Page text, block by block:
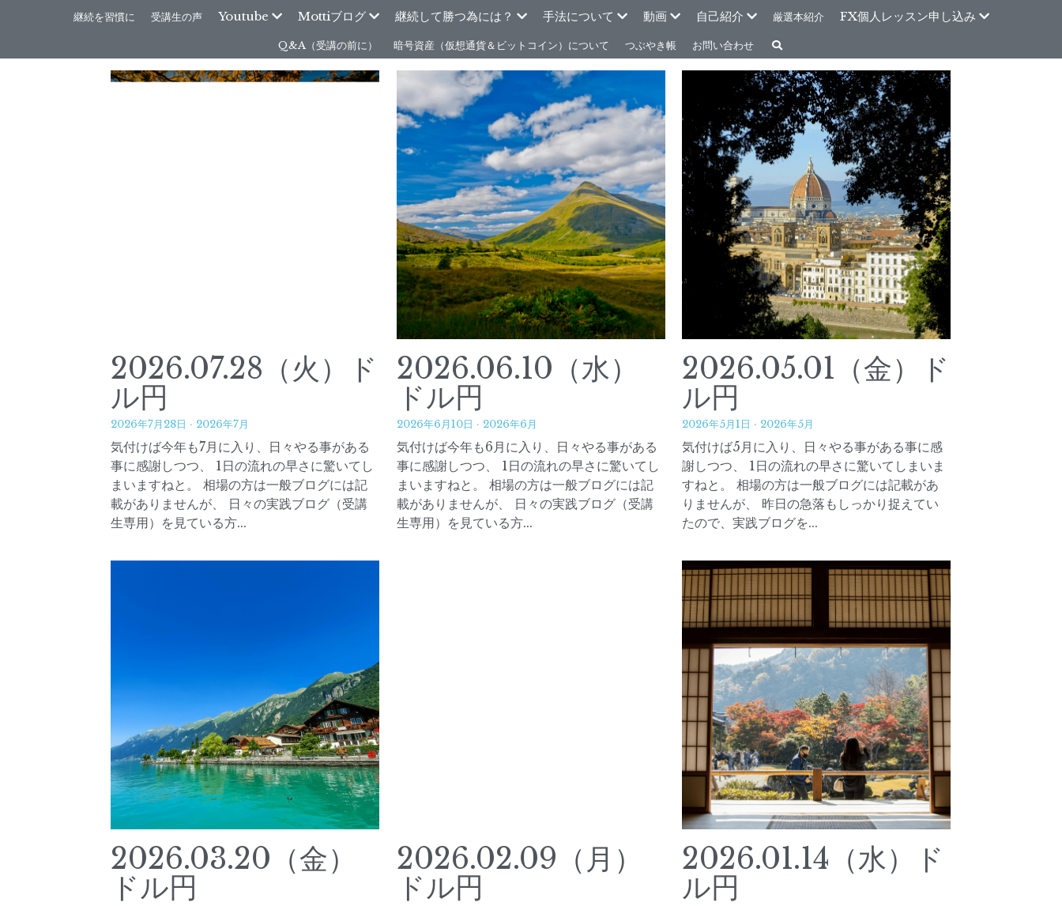
継続を習慣に 受講生の声 Youtube Mottiブログ 継続して勝つ為には？ 手法について 動画 自己紹介 厳選本紹介 FX個人レッスン申し込み
Q&A（受講の前に） 暗号資産（仮想通貨＆ビットコイン）について つぶやき帳 お問い合わせ
2026.07.28（火）ド
ル円
2026年7月28日 · 2026年7月
気付けば今年も7月に入り、日々やる事がある
事に感謝しつつ、 1日の流れの早さに驚いてし
まいますねと。 相場の方は一般ブログには記
載がありませんが、 日々の実践ブログ（受講
生専用）を見ている方...
2026.06.10（水）
ドル円
2026年6月10日 · 2026年6月
気付けば今年も6月に入り、日々やる事がある
事に感謝しつつ、 1日の流れの早さに驚いてし
まいますねと。 相場の方は一般ブログには記
載がありませんが、 日々の実践ブログ（受講
生専用）を見ている方...
2026.05.01（金）ド
ル円
2026年5月1日 · 2026年5月
気付けば5月に入り、日々やる事がある事に感
謝しつつ、 1日の流れの早さに驚いてしまいま
すねと。 相場の方は一般ブログには記載があ
りませんが、 昨日の急落もしっかり捉えてい
たので、実践ブログを...
2026.03.20（金）
ドル円
2026.02.09（月）
ドル円
2026.01.14（水）ド
ル円